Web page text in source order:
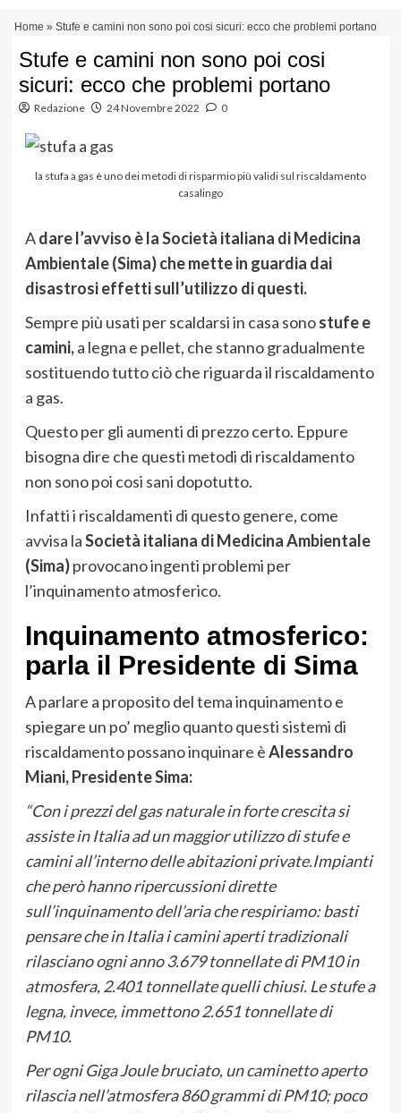
contenuto
Home » Stufe e camini non sono poi cosi sicuri: ecco che problemi portano
Stufe e camini non sono poi cosi
sicuri: ecco che problemi portano
Redazione 24 Novembre 2022 0
la stufa a gas è uno dei metodi di risparmio più validi sul riscaldamento
casalingo
Adare l’avviso è la Società italiana di Medicina
Ambientale (Sima) che mette in guardia dai
disastrosi effetti sull’utilizzo di questi.
Sempre più usati per scaldarsi in casa sonostufe e
camini,a legna e pellet, che stanno gradualmente
sostituendo tutto ciò che riguarda il riscaldamento
a gas.
Questo per gli aumenti di prezzo certo. Eppure
bisogna dire che questi metodi di riscaldamento
non sono poi cosi sani dopotutto.
Infatti i riscaldamenti di questo genere, come
avvisa laSocietà italiana di Medicina Ambientale
(Sima)provocano ingenti problemi per
l’inquinamento atmosferico.
Inquinamento atmosferico:
parla il Presidente di Sima
A parlare a proposito del tema inquinamento e
spiegare un po’ meglio quanto questi sistemi di
riscaldamento possano inquinare èAlessandro
Miani, Presidente Sima:
“Con i prezzi del gas naturale in forte crescita si
assiste in Italia ad un maggior utilizzo di stufe e
camini all’interno delle abitazioni private.Impianti
che però hanno ripercussioni dirette
sull’inquinamento dell’aria che respiriamo: basti
pensare che in Italia i camini aperti tradizionali
rilasciano ogni anno 3.679 tonnellate di PM10 in
atmosfera, 2.401 tonnellate quelli chiusi. Le stufe a
legna, invece, immettono 2.651 tonnellate di
PM10.
Per ogni Giga Joule bruciato, un caminetto aperto
rilascia nell’atmosfera 860 grammi di PM10; poco